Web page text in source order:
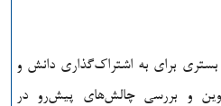
برای به اشتراک‌گذاری دانش و
و بررسی چالش‌های پیش‌رو در